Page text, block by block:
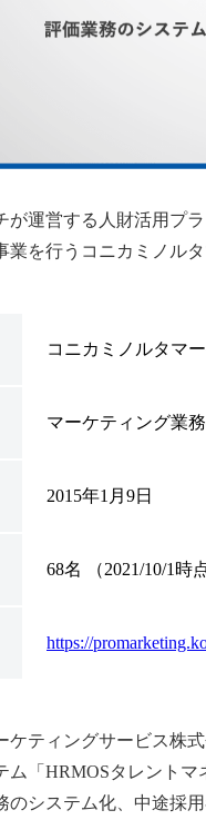
が運営する人財活用プ
業を行うコニカミノル
コニカミノルタマ
マーケティング業
2015年1月9日
68名 （2021/10/1時点
https://
ケティングサービス株
ム「HRMOSタレント
のシステム化、中途採